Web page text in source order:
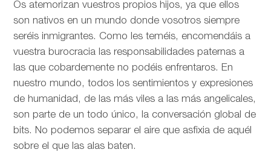
Os atemorizan vuestros propios hijos, ya que ellos
son nativos en un mundo donde vosotros siempre
seréis inmigrantes. Como les teméis, encomendáis a
vuestra burocracia las responsabilidades paternas a
las que cobardemente no podéis enfrentaros. En
nuestro mundo, todos los sentimientos y expresiones
de humanidad, de las más viles a las más angelicales,
son parte de un todo único, la conversación global de
bits. No podemos separar el aire que asfixia de aquél
sobre el que las alas baten.